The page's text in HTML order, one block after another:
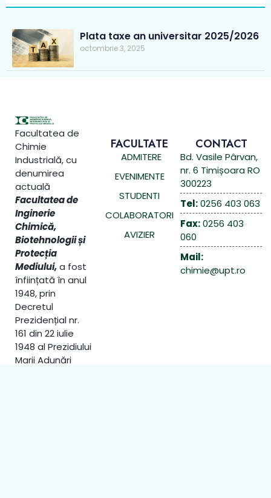
Plata taxe an universitar 2025/2026
octombrie 3, 2025
Facultatea de
Chimie
Industrială, cu
denumirea
actuală
Facultatea de
Inginerie
Chimică,
Biotehnologii și
Protecția
Mediului,a fost
înființată în anul
1948, prin
Decretul
Prezidențial nr.
161 din 22 iulie
1948 al Prezidiului
Marii Adunări
FACULTATE
ADMITERE
EVENIMENTE
STUDENTI
COLABORATORI
AVIZIER
CONTACT
Bd. Vasile Pârvan,
nr. 6 Timișoara RO
300223
Tel:0256 403 063
Fax:0256 403
060
Mail:
chimie@upt.ro